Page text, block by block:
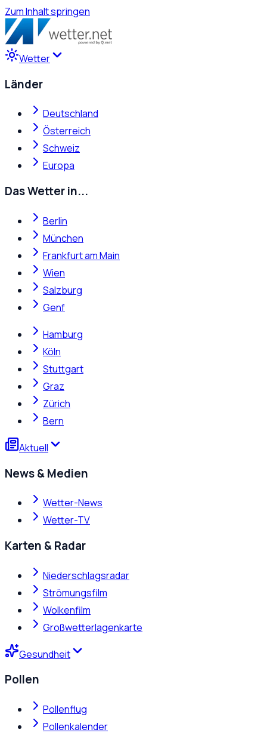
Zum Inhalt springen
Wetter
Länder
Deutschland
Österreich
Schweiz
Europa
Das Wetter in...
Berlin
München
Frankfurt am Main
Wien
Salzburg
Genf
Hamburg
Köln
Stuttgart
Graz
Zürich
Bern
Aktuell
News & Medien
Wetter-News
Wetter-TV
Karten & Radar
Niederschlagsradar
Strömungsfilm
Wolkenfilm
Großwetterlagenkarte
Gesundheit
Pollen
Pollenflug
Pollenkalender